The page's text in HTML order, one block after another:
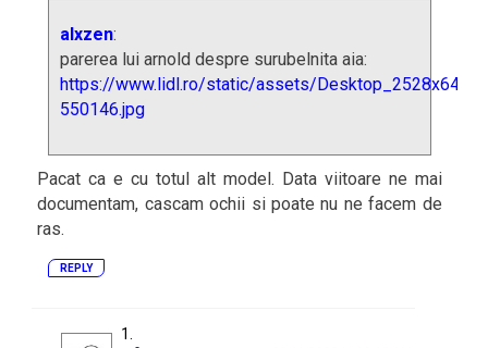
alxzen:
parerea lui arnold despre surubelnita aia:
https://www.lidl.ro/static/assets/Desktop_2528x640-
550146.jpg
Pacat ca e cu totul alt model. Data viitoare ne mai
documentam, cascam ochii si poate nu ne facem de
ras.
REPLY